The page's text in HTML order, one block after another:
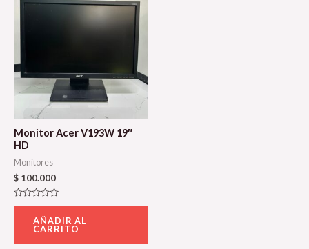
Monitor Acer V193W 19″
HD
Monitores
$ 100.000
Valorado
AÑADIR AL
CARRITO